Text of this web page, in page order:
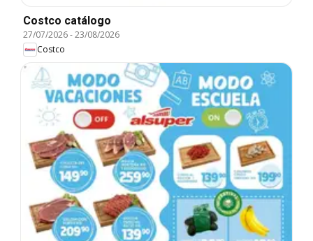
Costco catálogo
27/07/2026-23/08/2026
Costco